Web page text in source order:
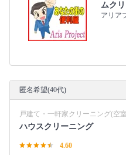
ムク
アリア
匿名希望(40代)
戸建て・一軒家クリーニング(空
ハウスクリーニング
4.60